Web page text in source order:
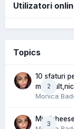
Utilizatori
Topics
2
10 sfaturi
mai
Monica
3